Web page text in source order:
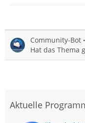
Community-Bot
Hat das Thema
Aktuelle